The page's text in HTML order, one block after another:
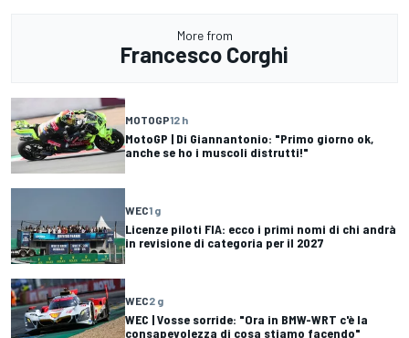
More from
Francesco Corghi
MOTOGP12 h
MotoGP | Di Giannantonio: "Primo giorno ok,
anche se ho i muscoli distrutti!"
WEC1 g
Licenze piloti FIA: ecco i primi nomi di chi andrà
in revisione di categoria per il 2027
WEC2 g
WEC | Vosse sorride: "Ora in BMW-WRT c'è la
consapevolezza di cosa stiamo facendo"